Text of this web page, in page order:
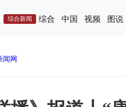
综合新闻 综合 中国 视频 图说
闻网